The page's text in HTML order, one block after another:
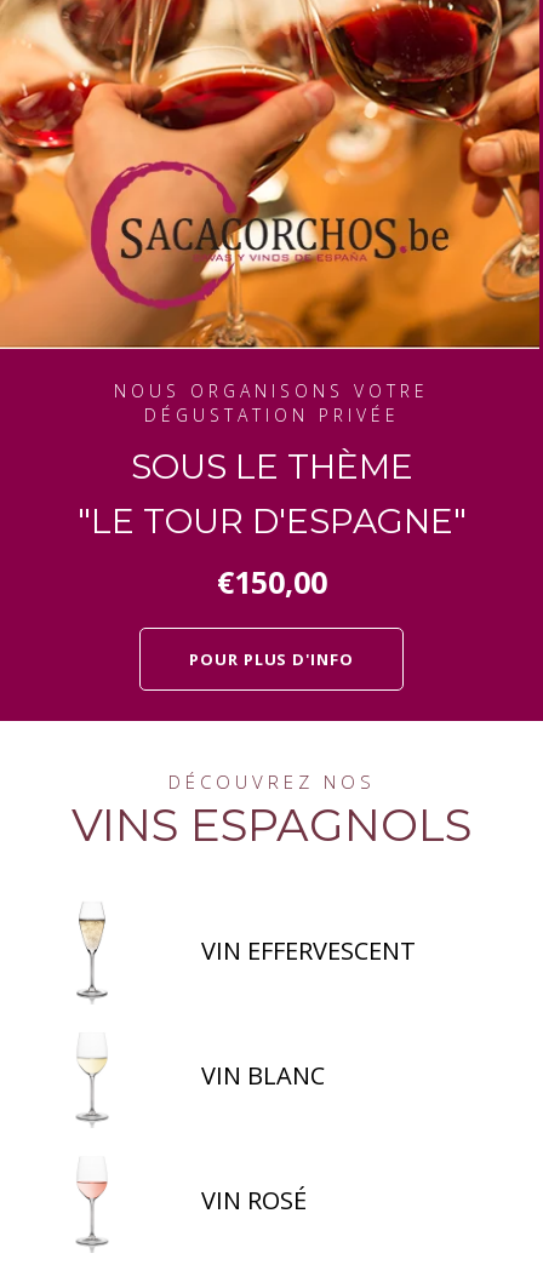
NOUS ORGANISONS VOTRE
DÉGUSTATION PRIVÉE
SOUS LE THÈME
"LE TOUR D'ESPAGNE"
€150,00
POUR PLUS D'INFO
DÉCOUVREZ NOS
VINS ESPAGNOLS
VIN EFFERVESCENT
VIN BLANC
VIN ROSÉ